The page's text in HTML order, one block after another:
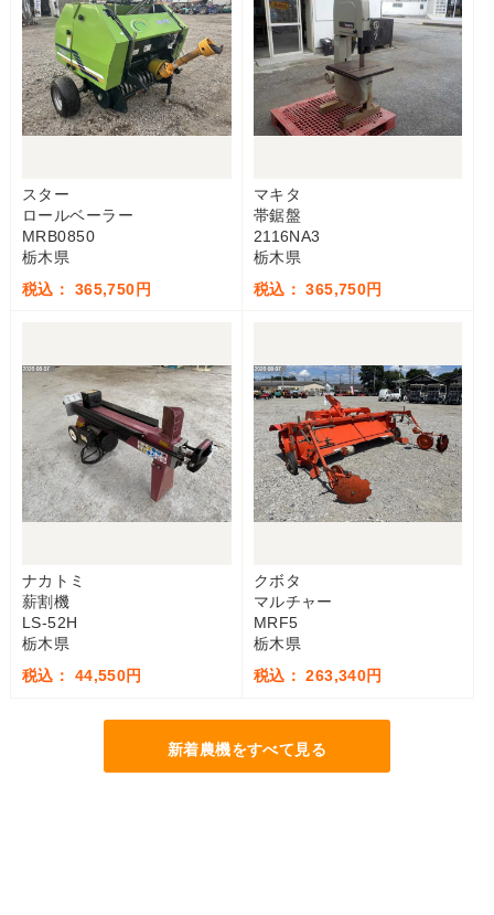
スター
ロールベーラー
MRB0850
栃木県
税込： 365,750円
マキタ
帯鋸盤
2116NA3
栃木県
税込： 365,750円
ナカトミ
薪割機
LS-52H
栃木県
税込： 44,550円
クボタ
マルチャー
MRF5
栃木県
税込： 263,340円
新着農機をすべて見る